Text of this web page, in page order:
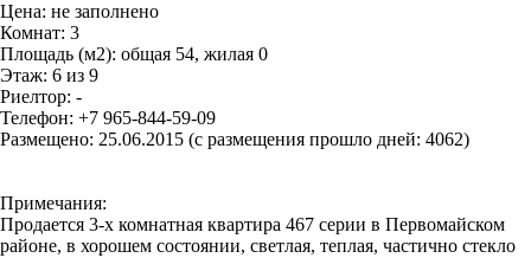
Цена: не заполнено
Комнат: 3
Площадь (м2): общая 54, жилая 0
Этаж: 6 из 9
Риелтор: -
Телефон: +7 965-844-59-09
Размещено: 25.06.2015 (с размещения прошло дней: 4062)
Примечания:
Продается 3-х комнатная квартира 467 серии в Первомайском
районе, в хорошем состоянии, светлая, теплая, частично стекло